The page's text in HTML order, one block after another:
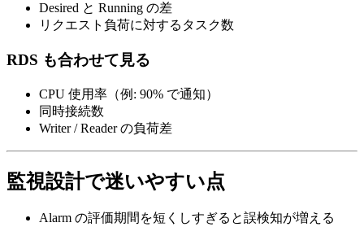
Desired と Running の差
リクエスト負荷に対するタスク数
RDS も合わせて見る
CPU 使用率（例: 90% で通知）
同時接続数
Writer / Reader の負荷差
監視設計で迷いやすい点
Alarm の評価期間を短くしすぎると誤検知が増える